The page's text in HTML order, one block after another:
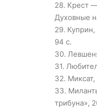
28. Крест
Духовные
29.
94 с.
30.
31.
32.
33.
трибуна»,